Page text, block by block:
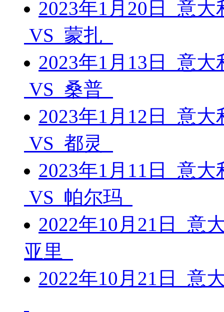
2023年1月20日 意
VS 蒙扎
2023年1月13日 意
VS 桑普
2023年1月12日 意
VS 都灵
2023年1月11日 意
VS 帕尔玛
2022年10月21日 意
亚里
2022年10月21日 意